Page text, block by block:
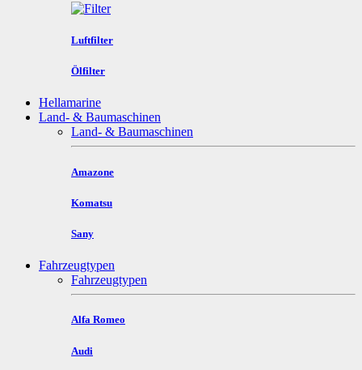
Luftfilter
Ölfilter
Hellamarine
Land- & Baumaschinen
Land- & Baumaschinen
Amazone
Komatsu
Sany
Fahrzeugtypen
Fahrzeugtypen
Alfa Romeo
Audi